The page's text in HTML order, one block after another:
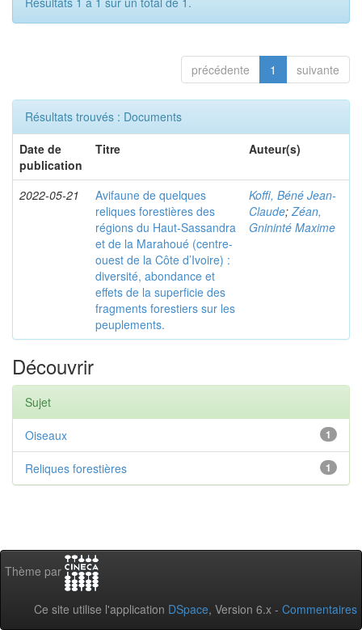
précédente 1 suivante
Résultats trouvés : Documents
Date de
publication
Titre Auteur(s)
2022-05-21
Avifaune de quelques
reliques forestières des
régions du Haut-Sassandra
et de la Marahoué (centre-
ouest de la Côte d’Ivoire) :
diversité, abondance et
effets de la superficie des
fragments forestiers sur les
peuplements.
Koffi, Béné Jean-
Claude; Zéan,
Gnininté Maxime
Découvrir
Sujet
1
Oiseaux
1
Reliques forestières
Thème par
Ce site utilise l'application DSpace, Version 6.x - Commentaires